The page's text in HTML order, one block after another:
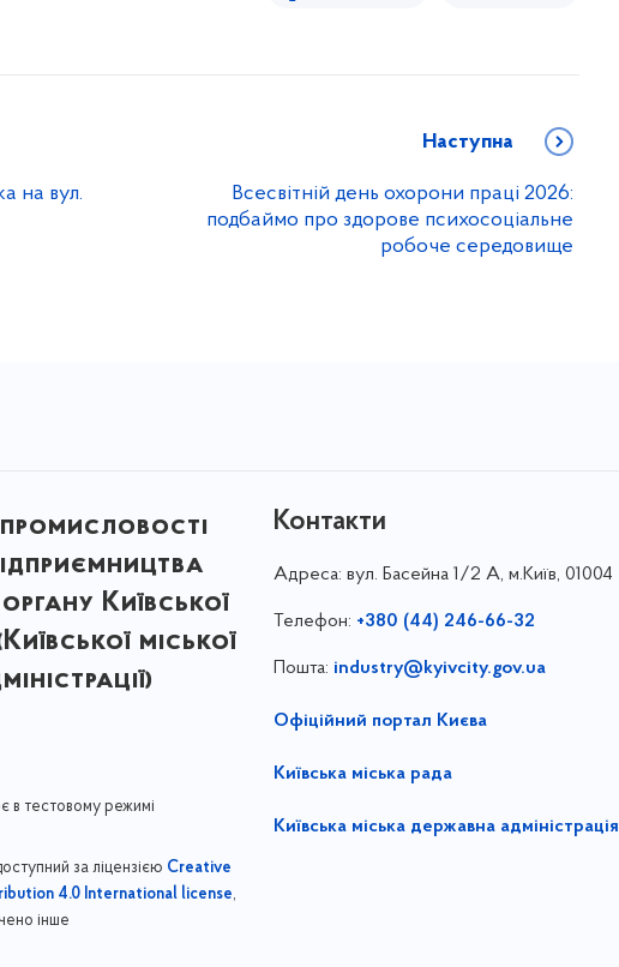
на вул.
Наступна
Всесвітній день охорони праці 2026:
подбаймо про здорове психосоціальне
робоче середовище
Київської
міської
в тестовому режимі
за ліцензією Creative
4.0 International license,
інше
Контакти
Адреса: вул. Басейна 1/⁠2 А, м.Київ, 01004
Телефон: +380 (44) 246-66-32
Пошта: industry@kyivcity.gov.ua
Офіційний портал Києва
Київська міська рада
Київська міська державна адміністрація